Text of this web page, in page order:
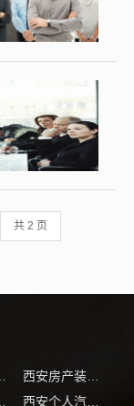
共 2 页
(1)
(1)